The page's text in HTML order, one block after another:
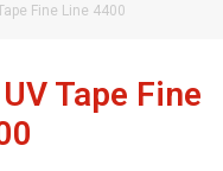
Fine Line 4400
Tape Fine